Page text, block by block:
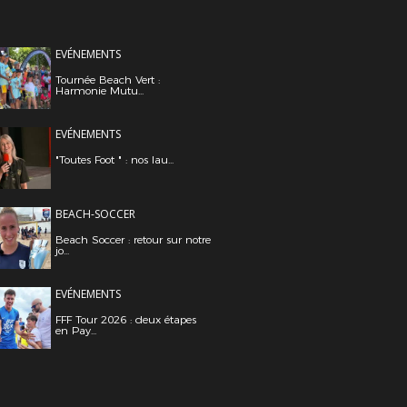
EVÉNEMENTS
Tournée Beach Vert :
Harmonie Mutu...
EVÉNEMENTS
"Toutes Foot " : nos lau...
BEACH-SOCCER
Beach Soccer : retour sur notre
jo...
EVÉNEMENTS
FFF Tour 2026 : deux étapes
en Pay...